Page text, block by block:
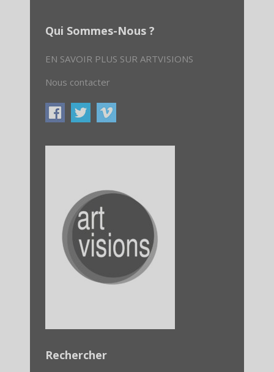
Qui Sommes-Nous ?
EN SAVOIR PLUS SUR ARTVISIONS
Nous contacter
Rechercher